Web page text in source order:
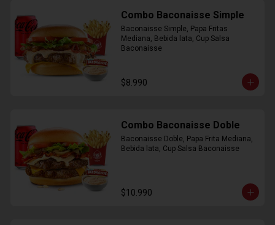
Combo Baconaisse Simple
Baconaisse Simple, Papa Fritas
Mediana, Bebida lata, Cup Salsa
Baconaisse
$8.990
Combo Baconaisse Doble
Baconaisse Doble, Papa Frita Mediana,
Bebida lata, Cup Salsa Baconaisse
$10.990